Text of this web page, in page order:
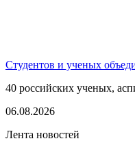
Студентов и ученых
40 российских ученых,
06.08.2026
Лента новостей